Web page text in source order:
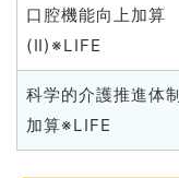
口腔機能向上加算
(Ⅱ)※LIFE
科学的介護推進体制
加算※LIFE